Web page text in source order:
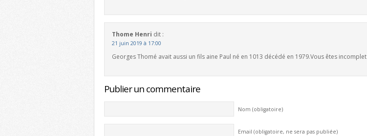
Thome Henri dit :
21 juin 2019 à 17:00
Georges Thomé avait aussi un fils aine Paul né en 1013 décédé en 1979.Vous êtes incomplet
Publier un commentaire
Nom (obligatoire)
Email (obligatoire, ne sera pas publiée)